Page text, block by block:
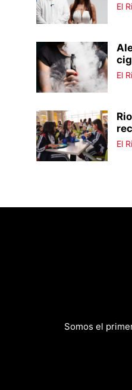
El
El
El
Somos el